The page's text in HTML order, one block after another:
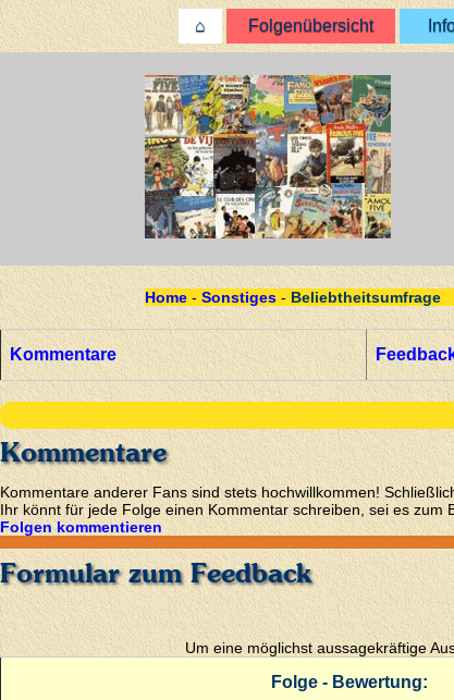
⌂ Folgenübersicht
Home - Sonstiges - Beliebtheitsumfrage
Kommentare
Kommentare
Kommentare anderer Fans sind stets hochwillkommen!
Ihr könnt für jede Folge einen Kommentar schreiben, sei es zum
Folgen kommentieren
Formular zum Feedback
Um eine möglichst aussagekräftige
Folge - Bewertung: